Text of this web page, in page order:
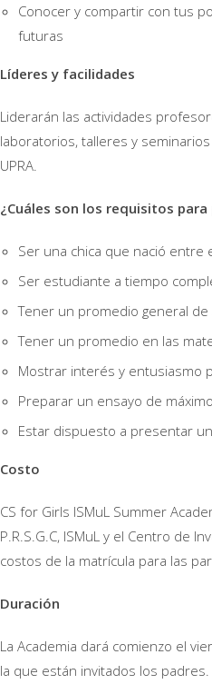
Conocer y compartir con tus
futuras
Líderes y facilidades
Liderarán las actividades
laboratorios, talleres y
UPRA.
¿Cuáles son los requisitos
Ser una chica que nació entre
Ser estudiante a tiempo
Tener un promedio general de
Tener un promedio en las
Mostrar interés y entusiasmo
Preparar un ensayo de
Estar dispuesto a presentar
Costo
CS for Girls ISMuL Summer
P.R.S.G.C, ISMuL y el Centro de
costos de la matrícula para las
Duración
La Academia dará comienzo el
la que están invitados los